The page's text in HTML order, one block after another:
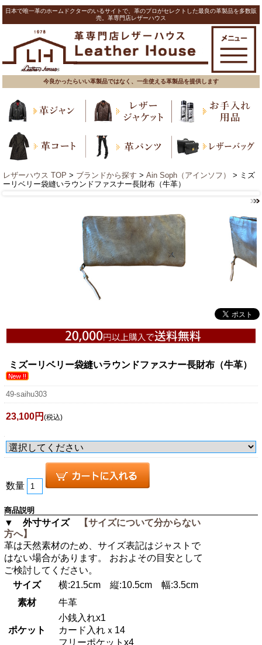
日本で唯一革のホームドクターのいるサイトで、革のプロがセレクトした最良の革製品を多数販
売。革専門店レザーハウス
今良かったらいい革製品ではなく、一生使える革製品を提供します
レザーハウス TOP > ブランドから探す > Ain Soph（アインソフ）
> ミズ
ーリベリー袋縫いラウンドファスナー長財布（牛革）
ミズーリベリー袋縫いラウンドファスナー長財布（牛革）
49-saihu303
23,100円 (税込)
数量
商品説明
▼ 外寸サイズ
【サイズについて分からない
方へ】
革は天然素材のため、サイズ表記はジャストで
はない場合があります。 おおよその目安として
ご検討してください。
サイズ
横:21.5cm 縦:10.5cm 幅:3.5cm
素材
牛革
ポケット
小銭入れx1
カード入れｘ14
フリーポケットx4